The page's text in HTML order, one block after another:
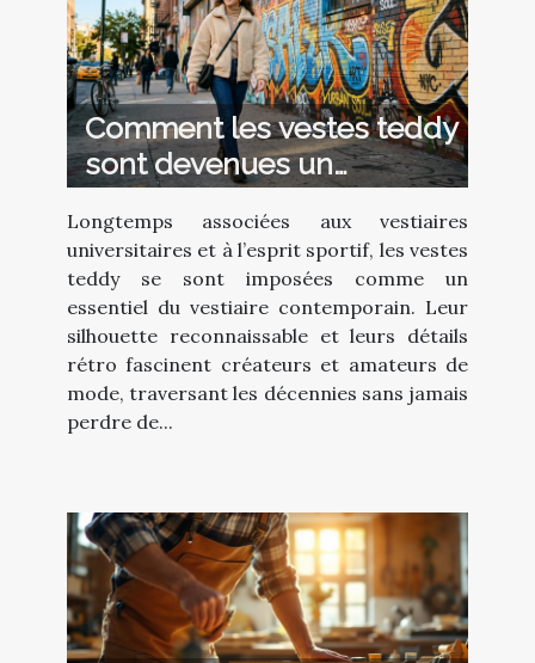
Comment les vestes teddy
sont devenues un
incontournable de la mode
?
Longtemps associées aux vestiaires
universitaires et à l’esprit sportif, les vestes
teddy se sont imposées comme un
essentiel du vestiaire contemporain. Leur
silhouette reconnaissable et leurs détails
rétro fascinent créateurs et amateurs de
mode, traversant les décennies sans jamais
perdre de...